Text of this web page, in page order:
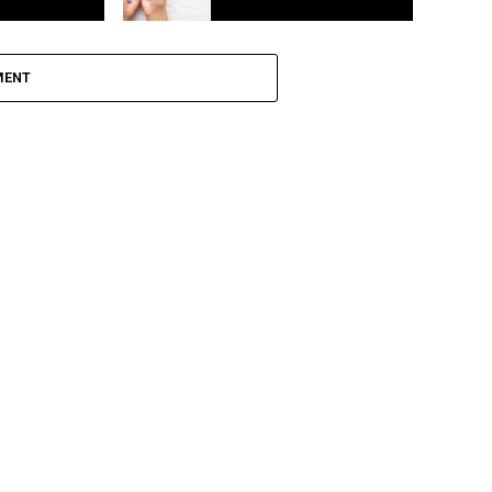
a Agosto lilás: Fortaleza realiza ações
mulher